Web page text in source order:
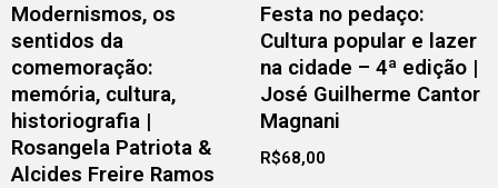
Modernismos, os
sentidos da
comemoração:
memória, cultura,
historiografia |
Rosangela Patriota &
Alcides Freire Ramos
Festa no pedaço:
Cultura popular e lazer
na cidade – 4ª edição |
José Guilherme Cantor
Magnani
R$68,00